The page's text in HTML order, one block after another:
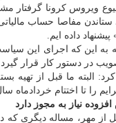
ویروس كرونا گرفتار
مفاصا حساب
داده ایم.
به این كه اجرای این
در دستور كار قرار
البته ما قبل از تهیه
خردادماه سال ۱۳۹۹ تمدید
نیاز به مجوز دارد
از مهر، مساله دیگری كه